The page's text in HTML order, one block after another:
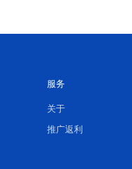
服务
关于
推广返利